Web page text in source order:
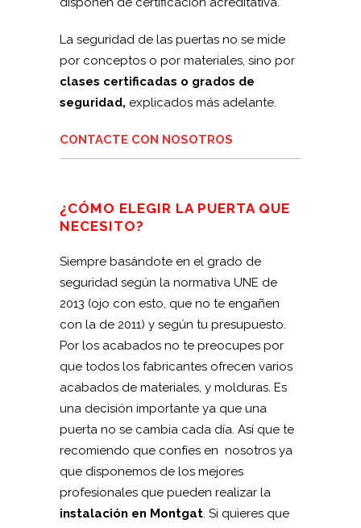
La seguridad de las puertas no se mide
por conceptos o por materiales, sino por
clases certificadas o grados de
seguridad, explicados más adelante.
CONTACTE CON NOSOTROS
¿CÓMO ELEGIR LA PUERTA QUE
NECESITO?
Siempre basándote en el grado de
seguridad según la normativa UNE de
2013 (ojo con esto, que no te engañen
con la de 2011) y según tu presupuesto.
Por los acabados no te preocupes por
que todos los fabricantes ofrecen varios
acabados de materiales, y molduras. Es
una decisión importante ya que una
puerta no se cambia cada día. Así que te
recomiendo que confíes en nosotros ya
que disponemos de los mejores
profesionales que pueden realizar la
instalación en Montgat. Si quieres que